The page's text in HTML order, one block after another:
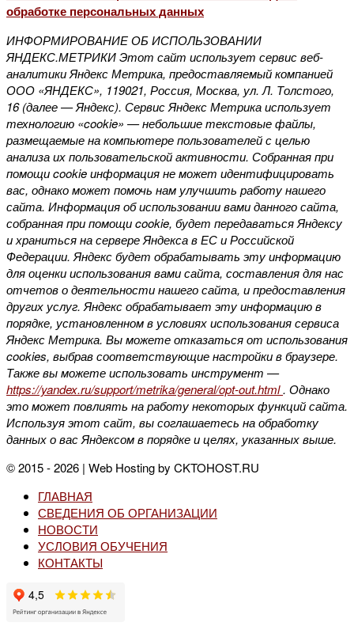
обработке персональных данных
ИНФОРМИРОВАНИЕ ОБ ИСПОЛЬЗОВАНИИ
ЯНДЕКС.МЕТРИКИ Этот сайт использует сервис веб-
аналитики Яндекс Метрика, предоставляемый компанией
ООО «ЯНДЕКС», 119021, Россия, Москва, ул. Л. Толстого,
16 (далее — Яндекс). Сервис Яндекс Метрика использует
технологию «cookie» — небольшие текстовые файлы,
размещаемые на компьютере пользователей с целью
анализа их пользовательской активности. Собранная при
помощи cookie информация не может идентифицировать
вас, однако может помочь нам улучшить работу нашего
сайта. Информация об использовании вами данного сайта,
собранная при помощи cookie, будет передаваться Яндексу
и храниться на сервере Яндекса в ЕС и Российской
Федерации. Яндекс будет обрабатывать эту информацию
для оценки использования вами сайта, составления для нас
отчетов о деятельности нашего сайта, и предоставления
других услуг. Яндекс обрабатывает эту информацию в
порядке, установленном в условиях использования сервиса
Яндекс Метрика. Вы можете отказаться от использования
cookies, выбрав соответствующие настройки в браузере.
Также вы можете использовать инструмент —
https://yandex.ru/support/metrika/general/opt-out.html. Однако
это может повлиять на работу некоторых функций сайта.
Используя этот сайт, вы соглашаетесь на обработку
данных о вас Яндексом в порядке и целях, указанных выше.
© 2015 - 2026 | Web Hosting by CKTOHOST.RU
ГЛАВНАЯ
СВЕДЕНИЯ ОБ ОРГАНИЗАЦИИ
НОВОСТИ
УСЛОВИЯ ОБУЧЕНИЯ
КОНТАКТЫ